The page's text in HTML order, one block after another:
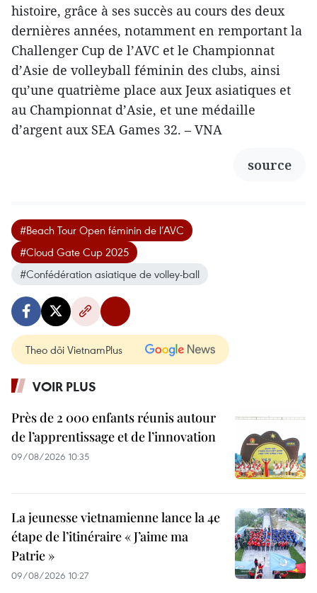
histoire, grâce à ses succès au cours des deux
dernières années, notamment en remportant la
Challenger Cup de l’AVC et le Championnat
d’Asie de volleyball féminin des clubs, ainsi
qu’une quatrième place aux Jeux asiatiques et
au Championnat d’Asie, et une médaille
d’argent aux SEA Games 32. – VNA
source
#Beach Tour Open féminin de l’AVC
#Cloud Gate Cup 2025
#Confédération asiatique de volley-ball
Theo dõi VietnamPlus
VOIR PLUS
Près de 2 000 enfants réunis autour
de l’apprentissage et de l’innovation
09/08/2026 10:35
La jeunesse vietnamienne lance la 4e
étape de l’itinéraire « J’aime ma
Patrie »
09/08/2026 10:27